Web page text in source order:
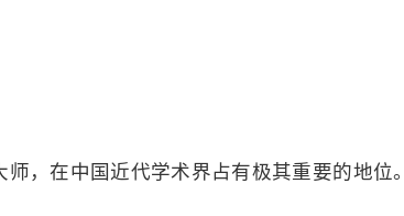
，在中国近代学术界占有极其重要的地位。